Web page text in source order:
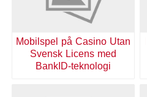
Mobilspel på Casino Utan
Svensk Licens med
BankID-teknologi